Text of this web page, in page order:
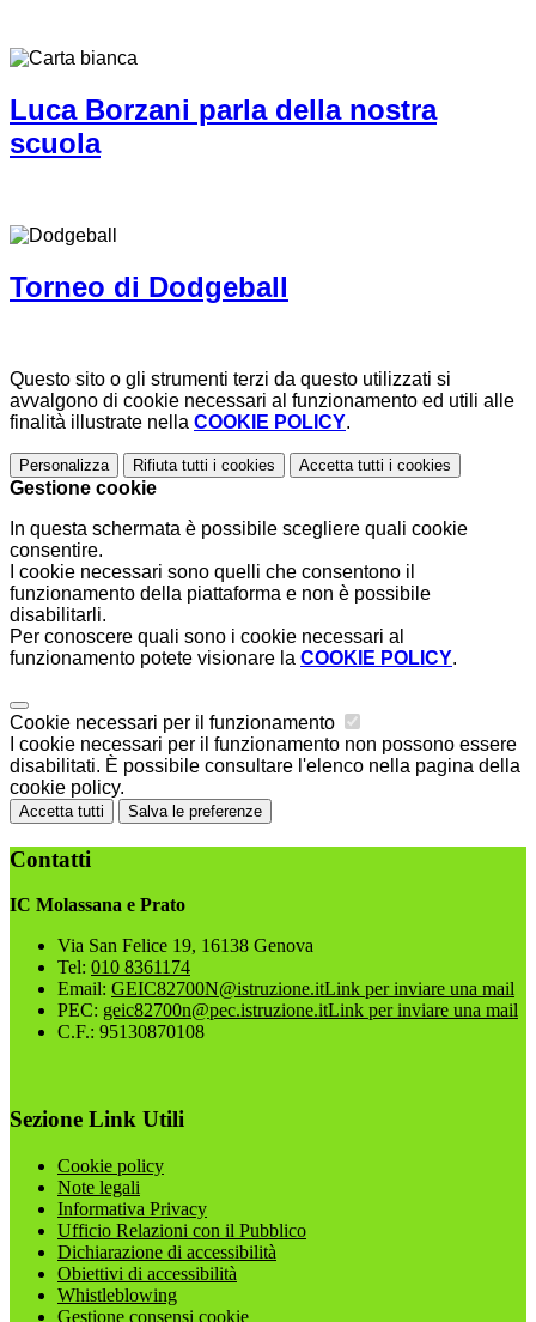
Luca Borzani parla della nostra
scuola
Torneo di Dodgeball
Questo sito o gli strumenti terzi da questo utilizzati si
avvalgono di cookie necessari al funzionamento ed utili alle
finalità illustrate nella COOKIE POLICY.
Personalizza Rifiuta tutti i cookies Accetta tutti i cookies
Gestione cookie
In questa schermata è possibile scegliere quali cookie
consentire.
I cookie necessari sono quelli che consentono il
funzionamento della piattaforma e non è possibile
disabilitarli.
Per conoscere quali sono i cookie necessari al
funzionamento potete visionare la COOKIE POLICY.
Cookie necessari per il funzionamento
I cookie necessari per il funzionamento non possono essere
disabilitati. È possibile consultare l'elenco nella pagina della
cookie policy.
Accetta tutti Salva le preferenze
Contatti
IC Molassana e Prato
Via San Felice 19, 16138 Genova
Tel: 010 8361174
Email: GEIC82700N@istruzione.itLink per inviare una mail
PEC: geic82700n@pec.istruzione.itLink per inviare una mail
C.F.: 95130870108
Sezione Link Utili
Cookie policy
Note legali
Informativa Privacy
Ufficio Relazioni con il Pubblico
Dichiarazione di accessibilità
Obiettivi di accessibilità
Whistleblowing
Gestione consensi cookie